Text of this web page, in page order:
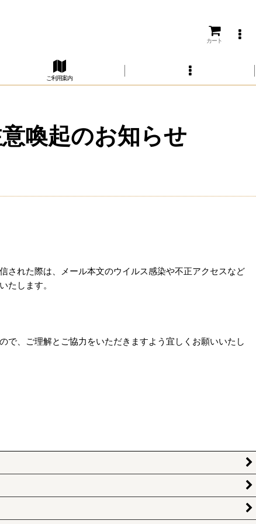
カート
ご利用案内
喚起のお知らせ
された際は、メール本文のウイルス感染や不正アクセスなど
たします。
、ご理解とご協力をいただきますよう宜しくお願いいたし